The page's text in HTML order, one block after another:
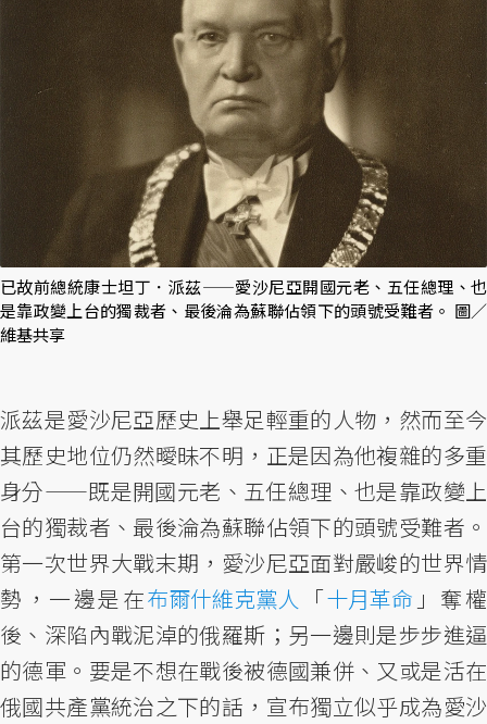
已故前總統康士坦丁．派茲——愛沙尼亞開國元老、五任總理、也
是靠政變上台的獨裁者、最後淪為蘇聯佔領下的頭號受難者。 圖／
維基共享
派茲是愛沙尼亞歷史上舉足輕重的人物，然而至今
其歷史地位仍然曖昧不明，正是因為他複雜的多重
身分——既是開國元老、五任總理、也是靠政變上
台的獨裁者、最後淪為蘇聯佔領下的頭號受難者。
第一次世界大戰末期，愛沙尼亞面對嚴峻的世界情
勢，一邊是在布爾什維克黨人 「十月革命 」奪權
後、深陷內戰泥淖的俄羅斯；另一邊則是步步進逼
的德軍。要是不想在戰後被德國兼併、又或是活在
俄國共產黨統治之下的話，宣布獨立似乎成為愛沙